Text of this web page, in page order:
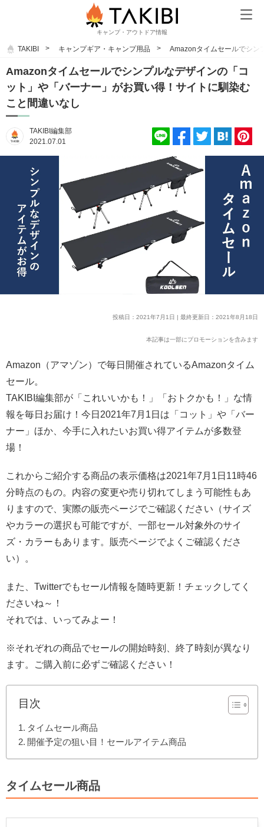
キャンプ・アウトドア情報
TAKIBI キャンプギア・キャンプ用品 Amazonタイムセールでシン
Amazonタイムセールでシンプルなデザインの「コ
ット」や「バーナー」がお買い得！サイトに馴染む
こと間違いなし
TAKIBI編集部
2021.07.01
投稿日：2021年7月1日 | 最終更新日：2021年8月18日
本記事は一部にプロモーションを含みます
Amazon（アマゾン）で毎日開催されているAmazonタイム
セール。
TAKIBI編集部が「これいいかも！」「おトクかも！」な情
報を毎日お届け！今日2021年7月1日は「コット」や「バー
ナー」ほか、今手に入れたいお買い得アイテムが多数登
場！
これからご紹介する商品の表示価格は2021年7月1日11時46
分時点のもの。内容の変更や売り切れてしまう可能性もあ
りますので、実際の販売ページでご確認ください（サイズ
やカラーの選択も可能ですが、一部セール対象外のサイ
ズ・カラーもあります。販売ページでよくご確認くださ
い）。
また、Twitterでもセール情報を随時更新！チェックしてく
ださいね～！
それでは、いってみよー！
※それぞれの商品でセールの開始時刻、終了時刻が異なり
ます。ご購入前に必ずご確認ください！
目次
タイムセール商品
開催予定の狙い目！セールアイテム商品
タイムセール商品